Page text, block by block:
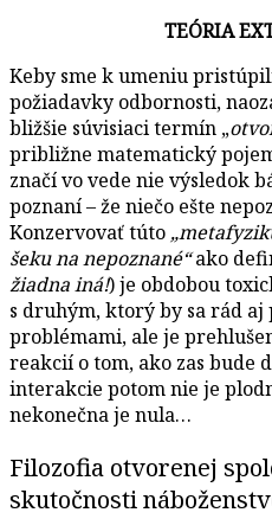
TEÓRIA
Keby sme k umeniu
požiadavky odbornosti,
bližšie súvisiaci termín „
približne matematický
značí vo vede nie výsledok
poznaní – že niečo ešte
Konzervovať túto
šeku na nepoznané“ako
žiadna iná!) je obdobou
s druhým, ktorý by sa rád aj
problémami, ale je
reakcií o tom, ako zas bude
interakcie potom nie je
nekonečna je nula…
Filozofia otvorenej
skutočnosti